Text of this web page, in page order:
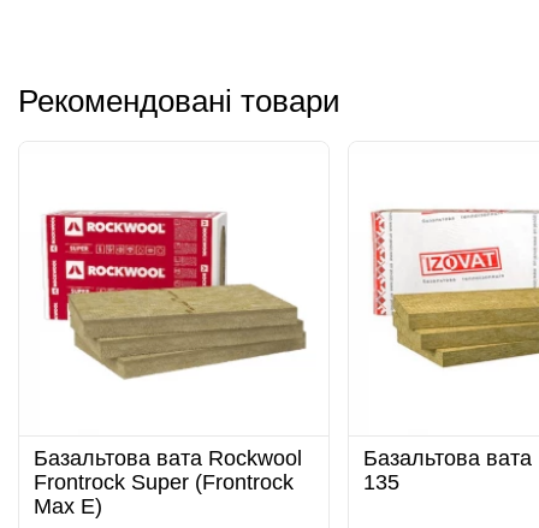
Рекомендовані товари
Базальтова вата Rockwool
Frontrock Super (Frontrock
Max E)
Базальтова вата
135